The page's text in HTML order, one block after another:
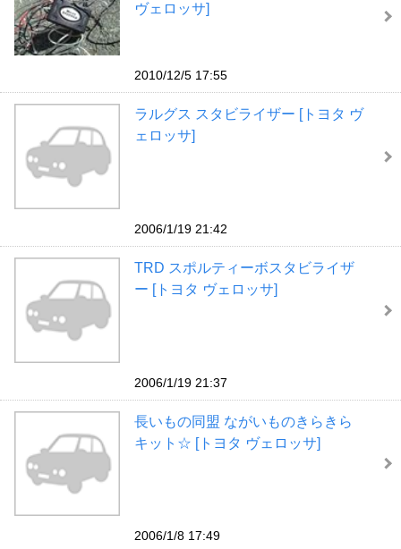
ヴェロッサ]
2010/12/5 17:55
ラルグス スタビライザー [トヨタ ヴ
ェロッサ]
2006/1/19 21:42
TRD スポルティーボスタビライザ
ー [トヨタ ヴェロッサ]
2006/1/19 21:37
長いもの同盟 ながいものきらきら
キット☆ [トヨタ ヴェロッサ]
2006/1/8 17:49